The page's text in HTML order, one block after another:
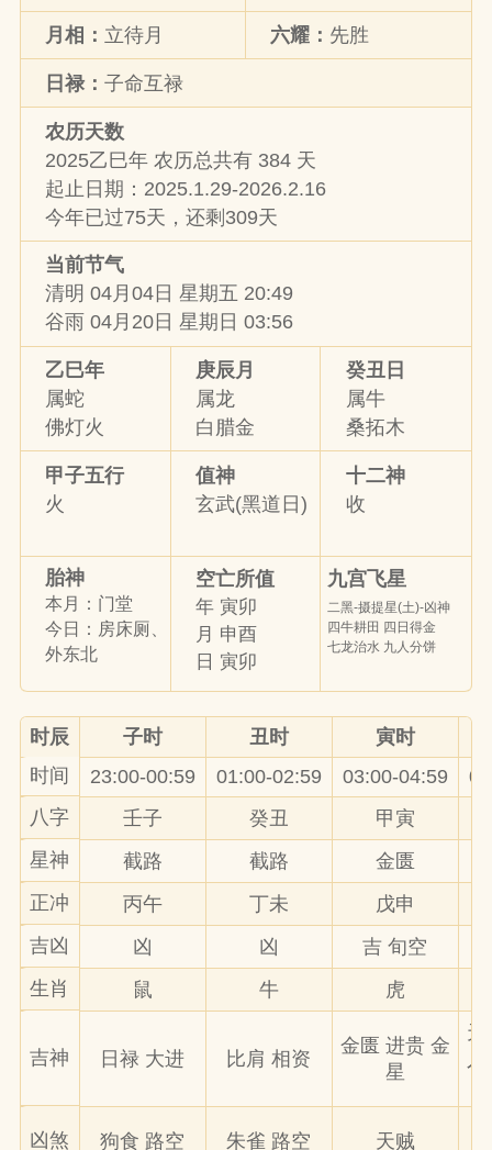
月相： 立待月 六耀： 先胜
日禄：子命互禄
农历天数
2025乙巳年 农历总共有 384 天
起止日期：2025.1.29-2026.2.16
今年已过75天，还剩309天
当前节气
清明 04月04日 星期五 20:49
谷雨 04月20日 星期日 03:56
乙巳年
属蛇
佛灯火
庚辰月
属龙
白腊金
癸丑日
属牛
桑拓木
甲子五行
火
值神
玄武(黑道日)
十二神
收
胎神
本月：门堂
今日：房床厕、
外东北
空亡所值
年 寅卯
月 申酉
日 寅卯
九宫飞星
二黑-摄提星(土)-凶神
四牛耕田 四日得金
七龙治水 九人分饼
时辰 子时 丑时
寅时
时间
23:00-00:59 01:00-02:59 03:00-04:59
八字
壬子 癸丑
甲寅
星神
截路 截路
金匮
正冲
丙午 丁未
戊申
吉凶
凶 凶 吉 旬空
生肖
鼠 牛 虎
吉神 日禄 大进 比肩 相资
金匮 进贵 金
星
天
凶煞 狗食 路空 朱雀 路空 天贼